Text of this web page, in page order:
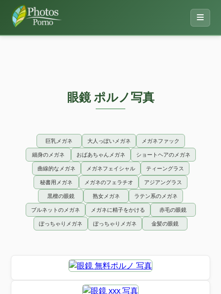
眼鏡 ポルノ写真
巨乳メガネ 大人っぽいメガネ
メガネファック
細身のメガネ
おばあちゃんメガネ
ショートヘアのメガネ
曲線的なメガネ
メガネフェイシャル
ティーングラス
秘書用メガネ
メガネのフェラチオ
アジアングラス
黒檀の眼鏡
熟女メガネ
ラテン系のメガネ
ブルネットのメガネ
メガネに精子をかける
赤毛の眼鏡
ぽっちゃりメガネ
ぽっちゃりメガネ 金髪の眼鏡